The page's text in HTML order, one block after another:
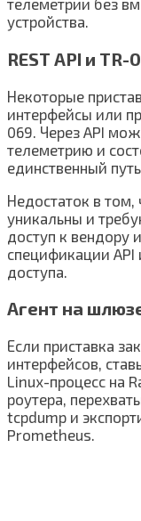
устройства.
REST API и TR-
Некоторые
интерфейсы или
069. Через API
телеметрию и
единственный
Недостаток в том,
уникальны и
доступ к вендору
спецификации API
доступа.
Агент на
Если приставка
интерфейсов,
Linux-процесс на
роутера,
tcpdump и
Prometheus.